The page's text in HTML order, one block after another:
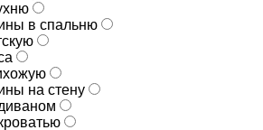
в спальню
на стену